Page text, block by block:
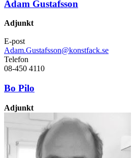
Adam Gustafsson
Adjunkt
E-post
Adam.Gustafsson@konstfack.se
Telefon
08-450 4110
Bo Pilo
Adjunkt